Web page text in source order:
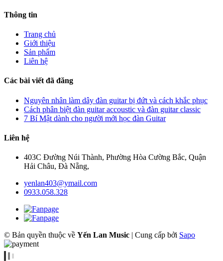
Thông tin
Trang chủ
Giới thiệu
Sản phẩm
Liên hệ
Các bài viết đã đăng
Nguyên nhân làm dây đàn guitar bị đứt và cách khắc phục
Cách phân biệt đàn guitar accoustic và đàn guitar classic
7 Bí Mật dành cho người mới học đàn Guitar
Liên hệ
403C Đường Núi Thành, Phường Hòa Cường Bắc, Quận
Hải Châu, Đà Nẵng,
yenlan403@ymail.com
0933.058.328
© Bản quyền thuộc về Yến Lan Music | Cung cấp bởi Sapo